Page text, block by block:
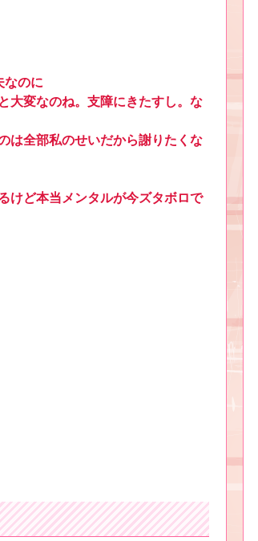
なのに
大変なのね。支障にきたすし。な
は全部私のせいだから謝りたくな
けど本当メンタルが今ズタボロで